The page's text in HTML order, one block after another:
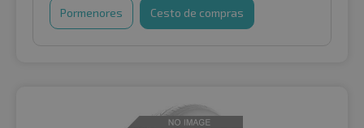
Pormenores Cesto de compras